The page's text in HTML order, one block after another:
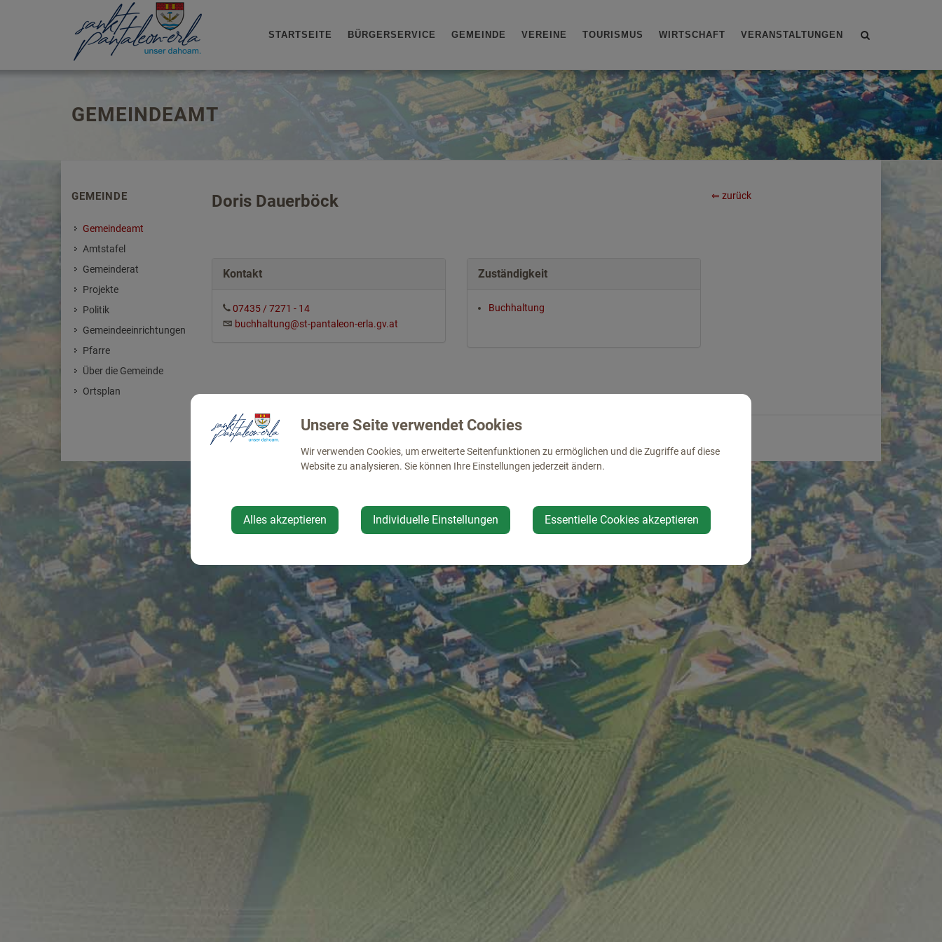
Site
STARTSEITE BÜRGERSERVICE GEMEINDE VEREINE TOURISMUS WIRTSCHAFT VERANSTALTUNGEN
GEMEINDEAMT
Doris Dauerböck
Kontakt
07435 / 7271 - 14
buchhaltung@st-pantaleon-erla.gv.at
Zuständigkeit
Buchhaltung
⇐ zurück
GEMEINDE
Gemeindeamt
Amtstafel
Gemeinderat
Projekte
Politik
Gemeindeeinrichtungen
Pfarre
Über die Gemeinde
Ortsplan
Unsere Seite verwendet Cookies
Wir verwenden Cookies, um erweiterte Seitenfunktionen zu ermöglichen und die Zugriffe auf diese
Website zu analysieren. Sie können Ihre Einstellungen jederzeit ändern.
Alles akzeptieren Individuelle Einstellungen Essentielle Cookies akzeptieren